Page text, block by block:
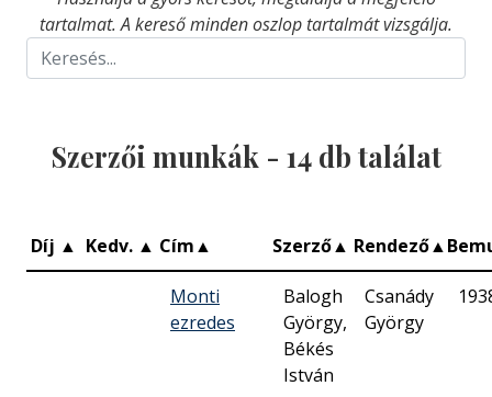
tartalmat. A kereső minden oszlop tartalmát vizsgálja.
Szerzői munkák - 14db találat
Díj ▲ Kedv. ▲ Cím▲ Szerző▲ Rendező▲
Monti
ezredes
Balogh
György,
Békés
István
Csanády
György